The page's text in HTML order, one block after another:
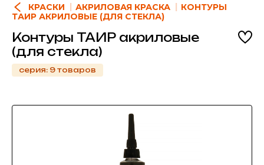
КРАСКИ АКРИЛОВАЯ КРАСКА
КОНТУРЫ
ТАИР АКРИЛОВЫЕ (ДЛЯ СТЕКЛА)
Контуры ТАИР акриловые
(для стекла)
серия: 9 товаров